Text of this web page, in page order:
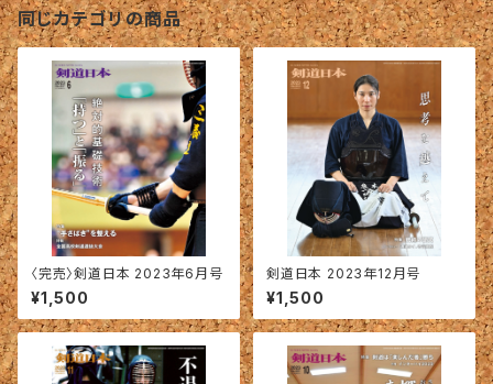
同じカテゴリの商品
〈完売〉剣道日本 2023年6月号
¥1,500
剣道日本 2023年12月号
¥1,500